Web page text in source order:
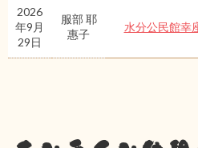
2026
年9月
29日
服部 耶
惠子
水分公民館幸